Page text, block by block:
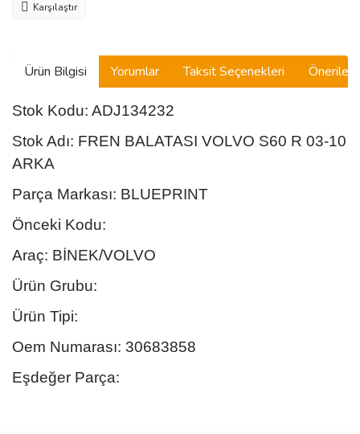
Karşılaştır
Ürün Bilgisi Yorumlar Taksit Seçenekleri
Stok Kodu: ADJ134232
Stok Adı: FREN BALATASI VOLVO S60 R 03-10
ARKA
Parça Markası: BLUEPRINT
Önceki Kodu:
Araç: BİNEK/VOLVO
Ürün Grubu:
Ürün Tipi:
Oem Numarası: 30683858
Eşdeğer Parça: